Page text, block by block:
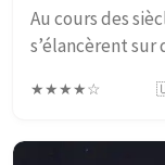
Au cours des
s’élancèrent sur
Source vive
★★★★☆